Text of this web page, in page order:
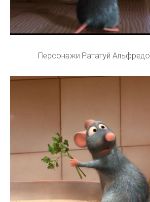
Персонажи Рататуй Альфредо